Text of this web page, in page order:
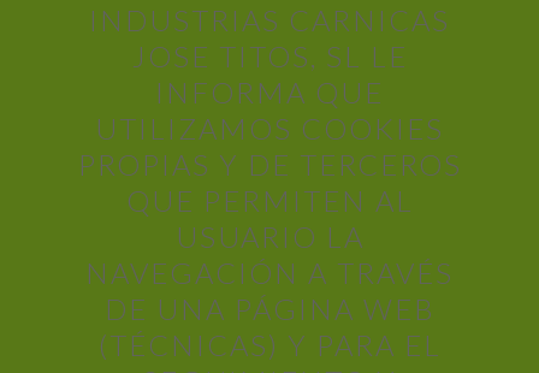
INDUSTRIAS CARNICAS
JOSE TITOS, SL LE
INFORMA QUE
UTILIZAMOS COOKIES
PROPIAS Y DE TERCEROS
QUE PERMITEN AL
USUARIO LA
NAVEGACIÓN A TRAVÉS
DE UNA PÁGINA WEB
(TÉCNICAS) Y PARA EL